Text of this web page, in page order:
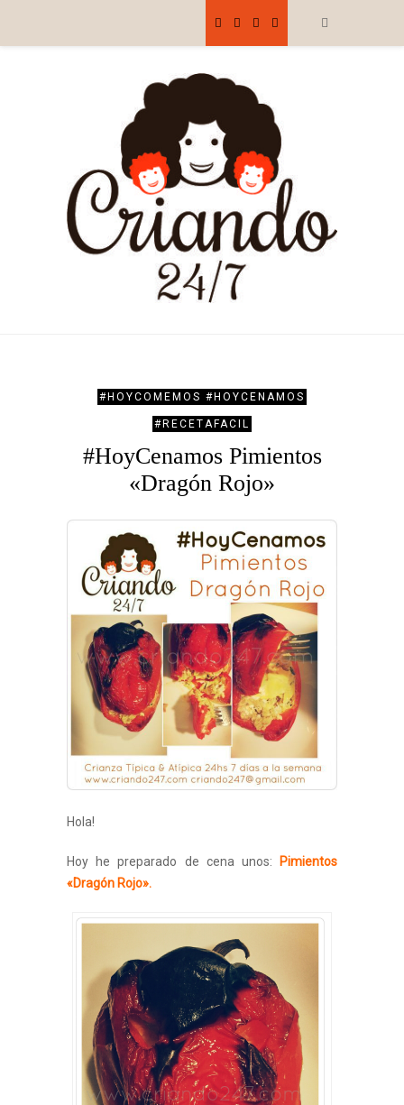
#HOYCOMEMOS #HOYCENAMOS
#RECETAFACIL
#HoyCenamos Pimientos
«Dragón Rojo»
Hola!
Hoy he preparado de cena unos:
Pimientos
«Dragón Rojo».